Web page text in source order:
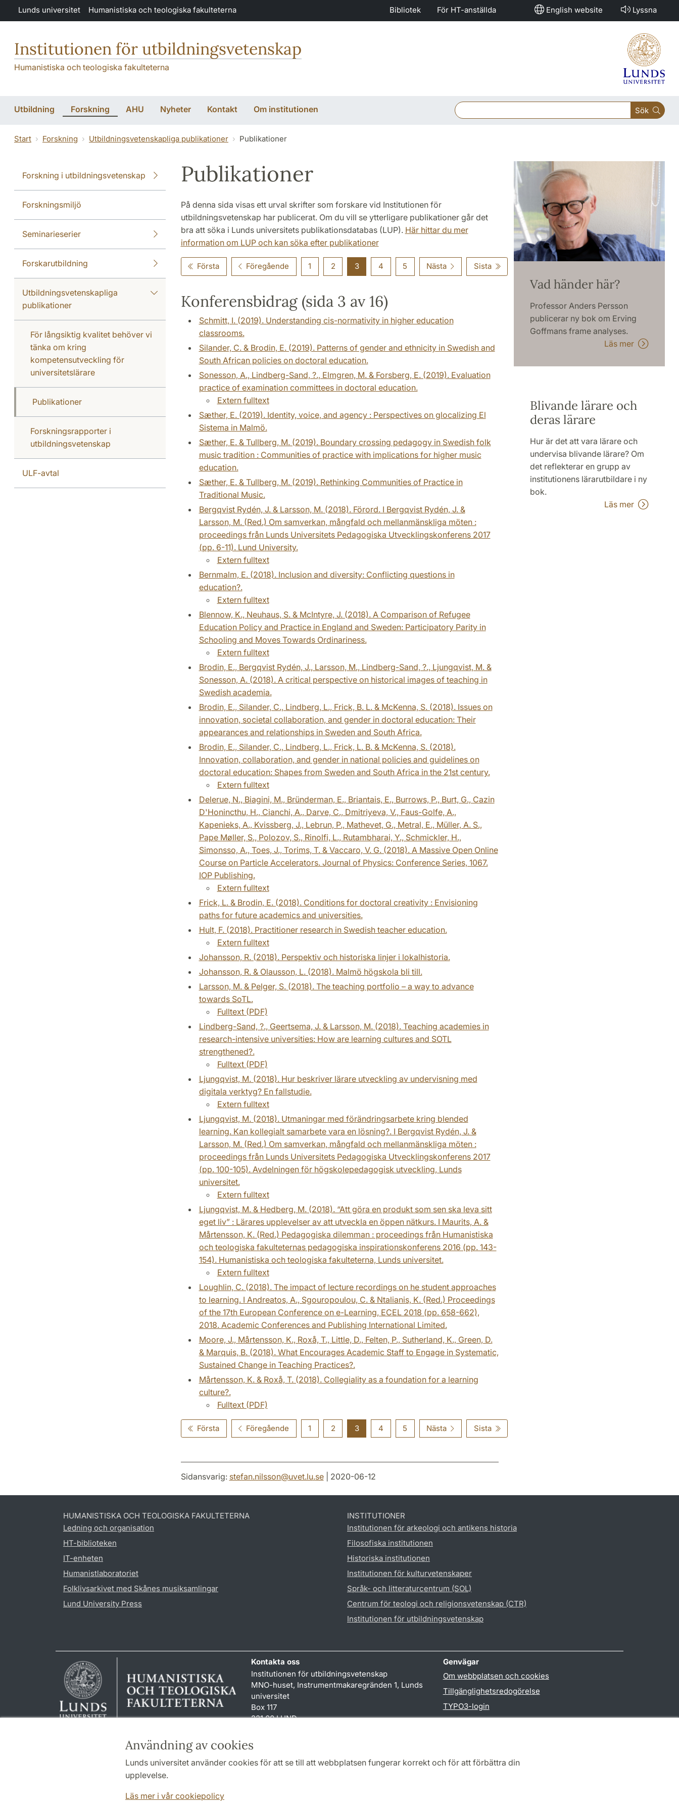
Hoppa till huvudinnehåll
Användning av cookies
Lunds universitet använder cookies för att se till att webbplatsen fungerar korrekt och för att förbättra din
upplevelse.
Läs mer i vår cookiepolicy
Lunds universitet Humanistiska och teologiska fakulteterna Bibliotek För HT-anställda English website Lyssna
Institutionen för utbildningsvetenskap
Humanistiska och teologiska fakulteterna
Utbildning Forskning AHU Nyheter Kontakt Om institutionen Sök
Start Forskning Utbildningsvetenskapliga publikationer Publikationer
Forskning i utbildningsvetenskap
Forskningsmiljö
Seminarieserier
Forskarutbildning
Utbildningsvetenskapliga
publikationer
För långsiktig kvalitet behöver vi
tänka om kring
kompetensutveckling för
universitetslärare
Publikationer
Forskningsrapporter i
utbildningsvetenskap
ULF-avtal
Publikationer
På denna sida visas ett urval skrifter som forskare vid Institutionen för
utbildningsvetenskap har publicerat. Om du vill se ytterligare publikationer går det
bra att söka i Lunds universitets publikationsdatabas (LUP). Här hittar du mer
information om LUP och kan söka efter publikationer
Första Föregående 1 2 3 4 5 Nästa Sista
Konferensbidrag (sida 3 av 16)
Schmitt, I. (2019). Understanding cis-normativity in higher education
classrooms.
Silander, C. & Brodin, E. (2019). Patterns of gender and ethnicity in Swedish and
South African policies on doctoral education.
Sonesson, A., Lindberg-Sand, ?., Elmgren, M. & Forsberg, E. (2019). Evaluation
practice of examination committees in doctoral education.
Extern fulltext
Sæther, E. (2019). Identity, voice, and agency : Perspectives on glocalizing El
Sistema in Malmö.
Sæther, E. & Tullberg, M. (2019). Boundary crossing pedagogy in Swedish folk
music tradition : Communities of practice with implications for higher music
education.
Sæther, E. & Tullberg, M. (2019). Rethinking Communities of Practice in
Traditional Music.
Bergqvist Rydén, J. & Larsson, M. (2018). Förord. I Bergqvist Rydén, J. &
Larsson, M. (Red.) Om samverkan, mångfald och mellanmänskliga möten :
proceedings från Lunds Universitets Pedagogiska Utvecklingskonferens 2017
(pp. 6-11). Lund University.
Extern fulltext
Bernmalm, E. (2018). Inclusion and diversity: Conflicting questions in
education?.
Extern fulltext
Blennow, K., Neuhaus, S. & McIntyre, J. (2018). A Comparison of Refugee
Education Policy and Practice in England and Sweden: Participatory Parity in
Schooling and Moves Towards Ordinariness.
Extern fulltext
Brodin, E., Bergqvist Rydén, J., Larsson, M., Lindberg-Sand, ?., Ljungqvist, M. &
Sonesson, A. (2018). A critical perspective on historical images of teaching in
Swedish academia.
Brodin, E., Silander, C., Lindberg, L., Frick, B. L. & McKenna, S. (2018). Issues on
innovation, societal collaboration, and gender in doctoral education: Their
appearances and relationships in Sweden and South Africa.
Brodin, E., Silander, C., Lindberg, L., Frick, L. B. & McKenna, S. (2018).
Innovation, collaboration, and gender in national policies and guidelines on
doctoral education: Shapes from Sweden and South Africa in the 21st century.
Extern fulltext
Delerue, N., Biagini, M., Bründerman, E., Briantais, E., Burrows, P., Burt, G., Cazin
D'Honincthu, H., Cianchi, A., Darve, C., Dmitriyeva, V., Faus-Golfe, A.,
Kapenieks, A., Kvissberg, J., Lebrun, P., Mathevet, G., Metral, E., Müller, A. S.,
Pape Møller, S., Polozov, S., Rinolfi, L., Rutambharai, Y., Schmickler, H.,
Simonsso, A., Toes, J., Torims, T. & Vaccaro, V. G. (2018). A Massive Open Online
Course on Particle Accelerators. Journal of Physics: Conference Series, 1067.
IOP Publishing.
Extern fulltext
Frick, L. & Brodin, E. (2018). Conditions for doctoral creativity : Envisioning
paths for future academics and universities.
Hult, F. (2018). Practitioner research in Swedish teacher education.
Extern fulltext
Johansson, R. (2018). Perspektiv och historiska linjer i lokalhistoria.
Johansson, R. & Olausson, L. (2018). Malmö högskola bli till.
Larsson, M. & Pelger, S. (2018). The teaching portfolio – a way to advance
towards SoTL.
Fulltext (PDF)
Lindberg-Sand, ?., Geertsema, J. & Larsson, M. (2018). Teaching academies in
research-intensive universities: How are learning cultures and SOTL
strengthened?.
Fulltext (PDF)
Ljungqvist, M. (2018). Hur beskriver lärare utveckling av undervisning med
digitala verktyg? En fallstudie.
Extern fulltext
Ljungqvist, M. (2018). Utmaningar med förändringsarbete kring blended
learning. Kan kollegialt samarbete vara en lösning?. I Bergqvist Rydén, J. &
Larsson, M. (Red.) Om samverkan, mångfald och mellanmänskliga möten :
proceedings från Lunds Universitets Pedagogiska Utvecklingskonferens 2017
(pp. 100-105). Avdelningen för högskolepedagogisk utveckling, Lunds
universitet.
Extern fulltext
Ljungqvist, M. & Hedberg, M. (2018). “Att göra en produkt som sen ska leva sitt
eget liv” : Lärares upplevelser av att utveckla en öppen nätkurs. I Maurits, A. &
Mårtensson, K. (Red.) Pedagogiska dilemman : proceedings från Humanistiska
och teologiska fakulteternas pedagogiska inspirationskonferens 2016 (pp. 143-
154). Humanistiska och teologiska fakulteterna, Lunds universitet.
Extern fulltext
Loughlin, C. (2018). The impact of lecture recordings on he student approaches
to learning. I Andreatos, A., Sgouropoulou, C. & Ntalianis, K. (Red.) Proceedings
of the 17th European Conference on e-Learning, ECEL 2018 (pp. 658-662),
2018. Academic Conferences and Publishing International Limited.
Moore, J., Mårtensson, K., Roxå, T., Little, D., Felten, P., Sutherland, K., Green, D.
& Marquis, B. (2018). What Encourages Academic Staff to Engage in Systematic,
Sustained Change in Teaching Practices?.
Mårtensson, K. & Roxå, T. (2018). Collegiality as a foundation for a learning
culture?.
Fulltext (PDF)
Första Föregående 1 2 3 4 5 Nästa Sista
Vad händer här?
Professor Anders Persson
publicerar ny bok om Erving
Goffmans frame analyses.
Läs mer
Blivande lärare och
deras lärare
Hur är det att vara lärare och
undervisa blivande lärare? Om
det reflekterar en grupp av
institutionens lärarutbildare i ny
bok.
Läs mer
Sidansvarig: stefan.nilsson@uvet.lu.se| 2020-06-12
HUMANISTISKA OCH TEOLOGISKA FAKULTETERNA
Ledning och organisation
HT-biblioteken
IT-enheten
Humanistlaboratoriet
Folklivsarkivet med Skånes musiksamlingar
Lund University Press
INSTITUTIONER
Institutionen för arkeologi och antikens historia
Filosofiska institutionen
Historiska institutionen
Institutionen för kulturvetenskaper
Språk- och litteraturcentrum (SOL)
Centrum för teologi och religionsvetenskap (CTR)
Institutionen för utbildningsvetenskap
Kontakta oss
Institutionen för utbildningsvetenskap
MNO-huset, Instrumentmakaregränden 1, Lunds
universitet
Box 117
221 00 LUND
karin.hjalmarsson
Genvägar
Om webbplatsen och cookies
Tillgänglighetsredogörelse
TYPO3-login